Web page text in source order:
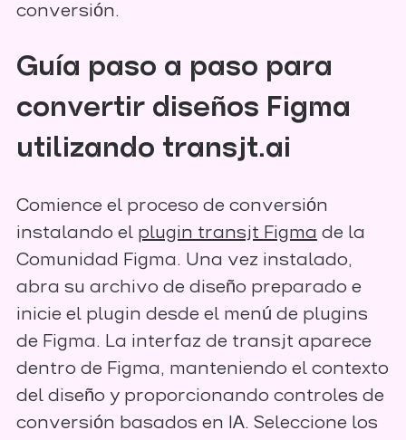
conversión.
Guía paso a paso para
convertir diseños Figma
utilizando transjt.ai
Comience el proceso de conversión
instalando el plugin transjt Figma de la
Comunidad Figma. Una vez instalado,
abra su archivo de diseño preparado e
inicie el plugin desde el menú de plugins
de Figma. La interfaz de transjt aparece
dentro de Figma, manteniendo el contexto
del diseño y proporcionando controles de
conversión basados en IA. Seleccione los